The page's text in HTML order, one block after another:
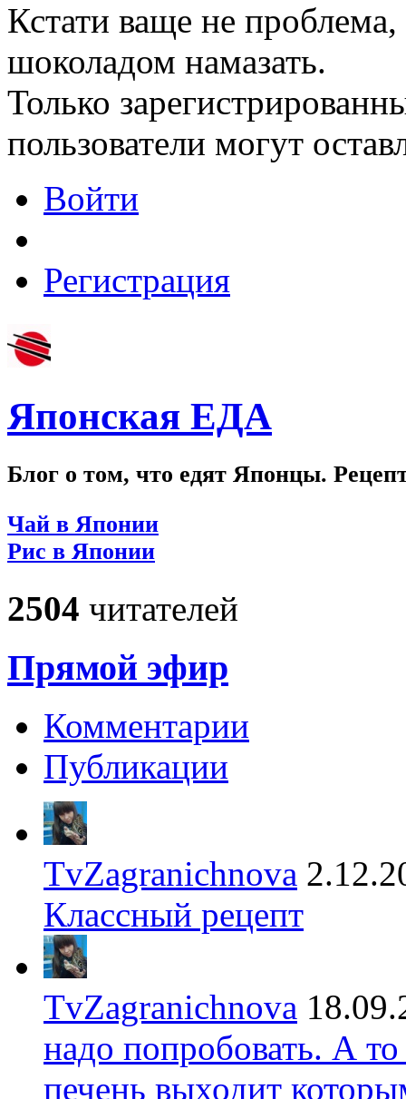
Кстати ваще не
шоколадом намазать.
Только
пользователи могут
Войти
Регистрация
Японская ЕДА
Блог о том, что едят Японцы.
Чай в Японии
Рис в Японии
2504 читателей
Прямой эфир
Комментарии
Публикации
TvZagranichnova
Классный рецепт
TvZagranichnova
надо попробовать. А
печень выходит